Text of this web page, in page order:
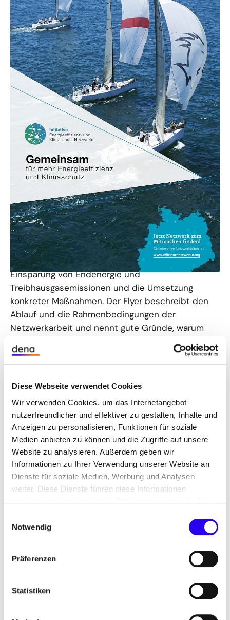
Diese Webseite verwendet Cookies
Wir verwenden Cookies, um das Internetangebot
nutzerfreundlicher und effektiver zu gestalten, Inhalte und
Anzeigen zu personalisieren, Funktionen für soziale
Medien anbieten zu können und die Zugriffe auf unsere
Website zu analysieren. Außerdem geben wir
Informationen zu Ihrer Verwendung unserer Website an
Dienste für soziale Medien, Werbung und Analysen
weiter. Diese Dienste führen diese Informationen
Nutzung der Dienste gesammelt haben.
Notwendig
Präferenzen
Statistiken
Die bundesweite Initiative Energieeffizienz- und
Klimaschutz-Netzwerke hilft Unternehmen aller
Branchen und Größen dabei, sich in Netzwerken
auszutauschen, ihre Energieeffizienz zu steigern
und sich für mehr Klimaschutz einzusetzen.
Zentrale Elemente sind ein moderierter
Erfahrungsaustausch zwischen den
Teilnehmenden, die Definition von Zielen zur
Einsparung von Endenergie und
Treibhausgasemissionen und die Umsetzung
konkreter Maßnahmen. Der Flyer beschreibt den
Ablauf und die Rahmenbedingungen der
Netzwerkarbeit und nennt gute Gründe, warum
sich die Teilnahme für Unternehmen lohnt.
Initiative Energieeffizienz- und Klimaschutz-
©
shut t
er s
tock/3 r
d
t
i m
e l
uckys t
ud i o
Energieeffizienz- und Klimaschutz-
Ziel: zwischen 2021 und Ende 2025 300 bis 350